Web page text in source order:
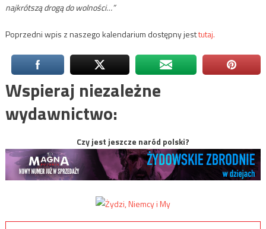
najkrótszą drogą do wolności…”
Poprzedni wpis z naszego kalendarium dostępny jesttutaj.
Wspieraj niezależne
wydawnictwo:
Czy jest jeszcze naród polski?